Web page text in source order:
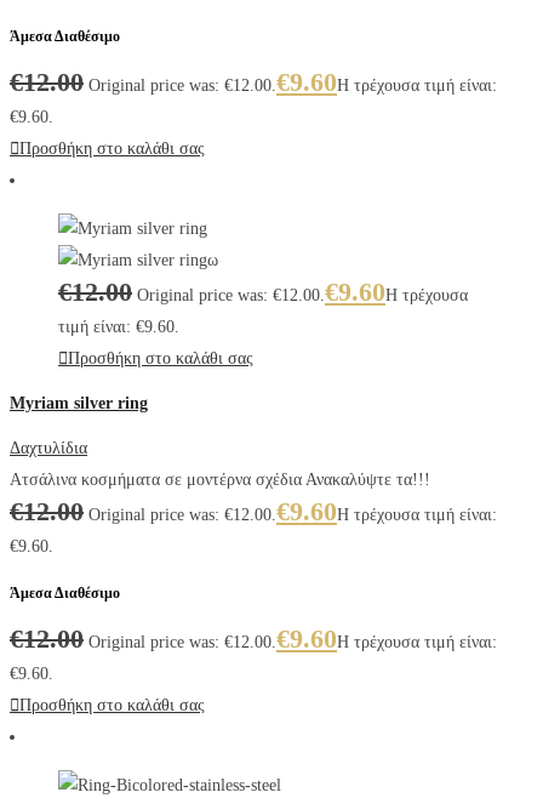
Άμεσα Διαθέσιμο
€12.00 Original price was: €12.00. €9.60Η τρέχουσα τιμή είναι:
€9.60.
Προσθήκη στο καλάθι σας
€12.00 Original price was: €12.00. €9.60Η τρέχουσα
τιμή είναι: €9.60.
Προσθήκη στο καλάθι σας
Myriam silver ring
Δαχτυλίδια
Ατσάλινα κοσμήματα σε μοντέρνα σχέδια Ανακαλύψτε τα!!!
€12.00 Original price was: €12.00. €9.60Η τρέχουσα τιμή είναι:
€9.60.
Άμεσα Διαθέσιμο
€12.00 Original price was: €12.00. €9.60Η τρέχουσα τιμή είναι:
€9.60.
Προσθήκη στο καλάθι σας